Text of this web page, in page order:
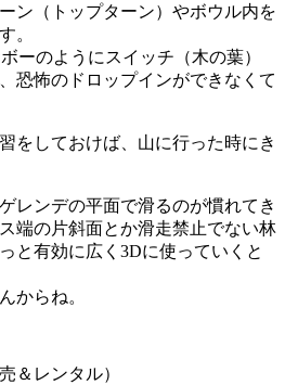
ン（トップターン）やボウル内を
。
ーのようにスイッチ（木の葉）
恐怖のドロップインができなくて
をしておけば、山に行った時にき
レンデの平面で滑るのが慣れてき
端の片斜面とか滑走禁止でない林
と有効に広く3Dに使っていくと
からね。
＆レンタル）